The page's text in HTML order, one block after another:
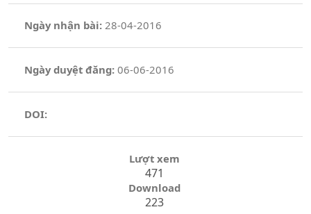
Ngày nhận bài: 28-04-2016
Ngày duyệt đăng:06-06-2016
DOI:
Lượt xem
471
Download
223